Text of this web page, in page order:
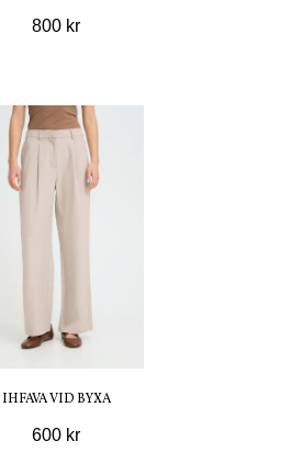
800 kr
IHFAVA VID BYXA
600 kr